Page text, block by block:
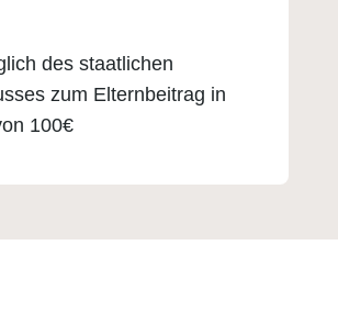
des staatlichen
zum Elternbeitrag in
100€